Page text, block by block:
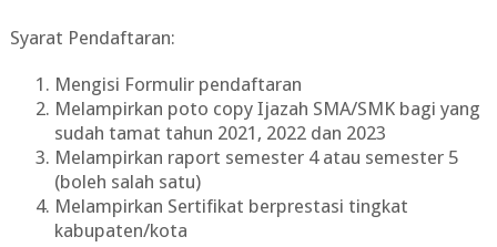
Syarat Pendaftaran:
Mengisi Formulir pendaftaran
Melampirkan poto copy Ijazah SMA/SMK bagi yang
sudah tamat tahun 2021, 2022 dan 2023
Melampirkan raport semester 4 atau semester 5
(boleh salah satu)
Melampirkan Sertifikat berprestasi tingkat
kabupaten/kota